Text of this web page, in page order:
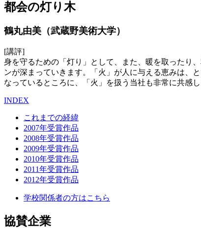
都会の灯り木
鶴丸由美（武蔵野美術大学）
[講評]
身を守るための「灯り」として、また、暖を取ったり
ンが深まっていきます。「火」が人に与える恵みは、
なっているところに、「火」を扱う当社も非常に共感
INDEX
これまでの経緯
2007年受賞作品
2008年受賞作品
2009年受賞作品
2010年受賞作品
2011年受賞作品
2012年受賞作品
学校関係者の方はこちら
協賛企業